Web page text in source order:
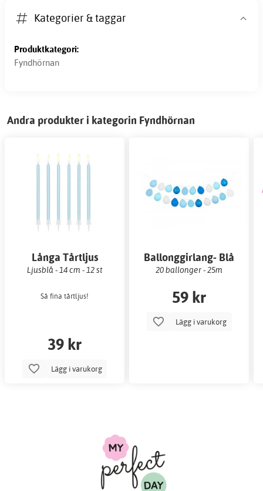
Kategorier & taggar
Produktkategori:
Fyndhörnan
Andra produkter i kategorin Fyndhörnan
Långa Tårtljus
Ljusblå - 14 cm - 12 st
Så fina tårtljus!
39 kr
Lägg i varukorg
Ballonggirlang- Blå
20 ballonger - 25m
59 kr
Lägg i varukorg